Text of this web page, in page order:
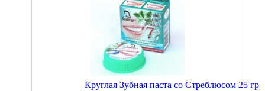
Круглая Зубная паста со Стреблюсом 25 гр